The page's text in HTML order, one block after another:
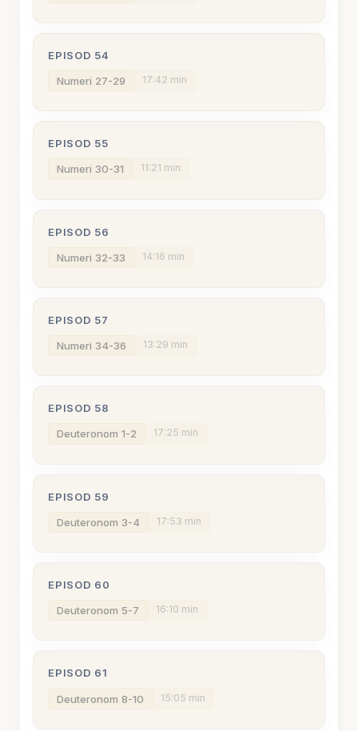
EPISOD 54
Numeri 27-29 17:42 min
EPISOD 55
Numeri 30-31 11:21 min
EPISOD 56
Numeri 32-33 14:16 min
EPISOD 57
Numeri 34-36 13:29 min
EPISOD 58
Deuteronom 1-2 17:25 min
EPISOD 59
Deuteronom 3-4 17:53 min
EPISOD 60
Deuteronom 5-7 16:10 min
EPISOD 61
Deuteronom 8-10 15:05 min